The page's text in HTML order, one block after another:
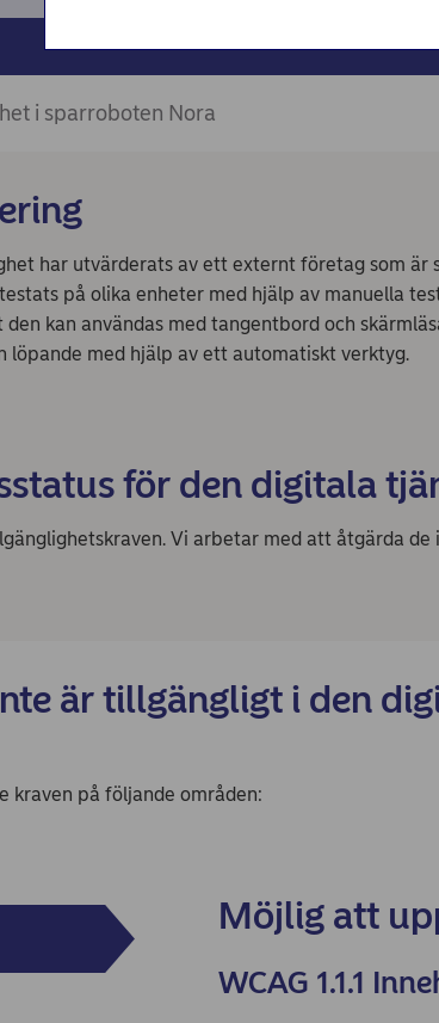
eBeställningar
AutoFX Hedging
Självserviceportalen
Nordea Node
i sparroboten Nora
har utvärderats av ett externt företag som är
på olika enheter med hjälp av manuella
kan användas med tangentbord och
löpande med hjälp av ett automatiskt verktyg.
för den digitala
Vi arbetar med att åtgärda de
är tillgängligt i den
kraven på följande områden:
Möjlig att
WCAG 1.1.1